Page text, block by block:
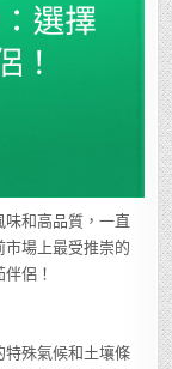
你
的
和高品質，一直
場上最受推崇的
侶！
特殊氣候和土壤條